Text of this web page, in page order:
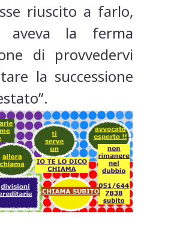
riuscito a farlo,
aveva la ferma
di provvedervi
la successione